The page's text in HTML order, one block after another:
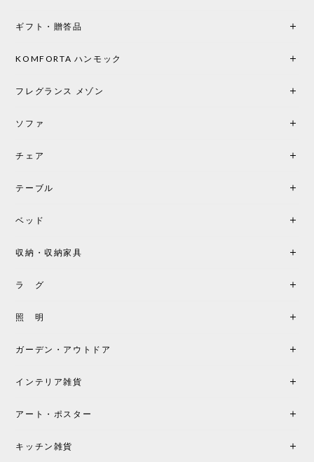
ギフト・贈答品
KOMFORTA ハンモック
フレグランス メゾン
ソファ
チェア
テーブル
ベッド
収納・収納家具
ラ グ
照 明
ガーデン・アウトドア
インテリア雑貨
アート・ポスター
キッチン雑貨